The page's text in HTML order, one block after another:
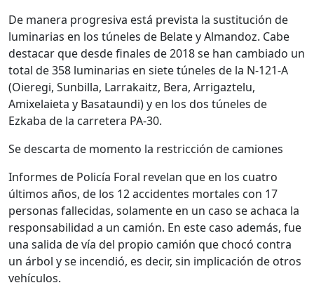
De manera progresiva está prevista la sustitución de
luminarias en los túneles de Belate y Almandoz. Cabe
destacar que desde finales de 2018 se han cambiado un
total de 358 luminarias en siete túneles de la N-121-A
(Oieregi, Sunbilla, Larrakaitz, Bera, Arrigaztelu,
Amixelaieta y Basataundi) y en los dos túneles de
Ezkaba de la carretera PA-30.
Se descarta de momento la restricción de camiones
Informes de Policía Foral revelan que en los cuatro
últimos años, de los 12 accidentes mortales con 17
personas fallecidas, solamente en un caso se achaca la
responsabilidad a un camión. En este caso además, fue
una salida de vía del propio camión que chocó contra
un árbol y se incendió, es decir, sin implicación de otros
vehículos.